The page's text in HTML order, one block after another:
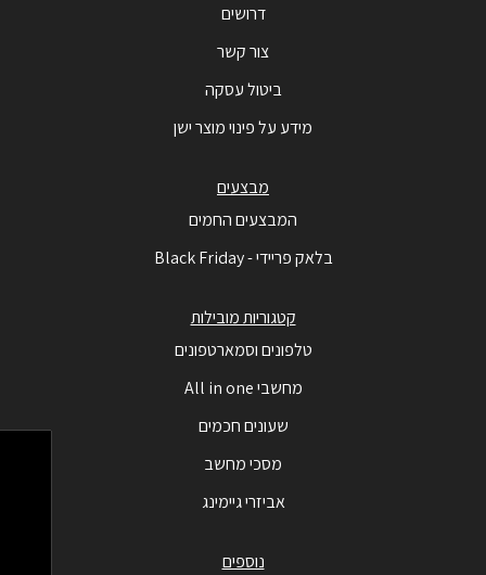
דרושים
צור קשר
ביטול עסקה
מידע על פינוי מוצר ישן
מבצעים
המבצעים החמים
בלאק פריידי - Black Friday
קטגוריות מובילות
טלפונים וסמארטפונים
מחשבי All in one
שעונים חכמים
מסכי מחשב
אביזרי גיימינג
נוספים